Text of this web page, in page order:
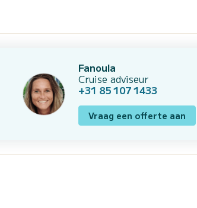
Fanoula
Cruise adviseur
+31 85 107 1433
Vraag een offerte aan